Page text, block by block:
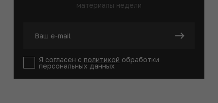
материалы недели
Я согласен с политикой обработки
персональных данных